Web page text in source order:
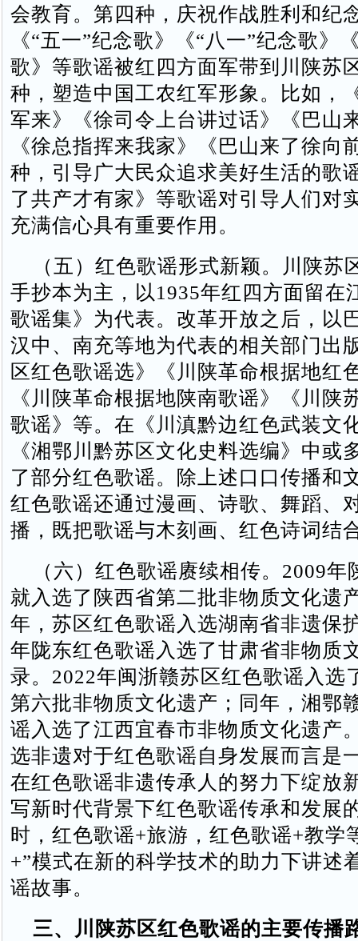
会教育。第四种，庆祝作战胜利和纪
《“五一”纪念歌》《“八一”纪念歌》
歌》等歌谣被红四方面军带到川陕苏
种，塑造中国工农红军形象。比如，
军来》《徐司令上台讲过话》《巴山
《徐总指挥来我家》《巴山来了徐向
种，引导广大民众追求美好生活的歌
了共产才有家》等歌谣对引导人们对
充满信心具有重要作用。
（五）红色歌谣形式新颖。川陕苏
手抄本为主，以1935年红四方面留在
歌谣集》为代表。改革开放之后，以
汉中、南充等地为代表的相关部门出
区红色歌谣选》《川陕革命根据地红
《川陕革命根据地陕南歌谣》《川陕
歌谣》等。在《川滇黔边红色武装文
《湘鄂川黔苏区文化史料选编》中或
了部分红色歌谣。除上述口口传播和
红色歌谣还通过漫画、诗歌、舞蹈、
播，既把歌谣与木刻画、红色诗词结
（六）红色歌谣赓续相传。2009年
就入选了陕西省第二批非物质文化遗
年，苏区红色歌谣入选湖南省非遗保
年陇东红色歌谣入选了甘肃省非物质
录。2022年闽浙赣苏区红色歌谣入选
第六批非物质文化遗产；同年，湘鄂
谣入选了江西宜春市非物质文化遗产
选非遗对于红色歌谣自身发展而言是
在红色歌谣非遗传承人的努力下绽放
写新时代背景下红色歌谣传承和发展
时，红色歌谣+旅游，红色歌谣+教学
+”模式在新的科学技术的助力下讲述
谣故事。
三、川陕苏区红色歌谣的主要传播